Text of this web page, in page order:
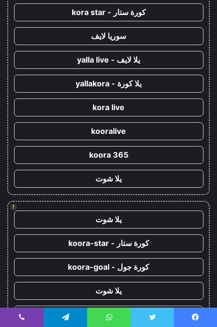
كورة ستار - kora star
سوريا لايف
يلا لايف - yalla live
يلا كورة - yallakora
kora live
kooralive
koora 365
يلا شوت
!
يلا شوت
كورة ستار - koora-star
كورة جول - koora-goal
يلا شوت
yalla shoot